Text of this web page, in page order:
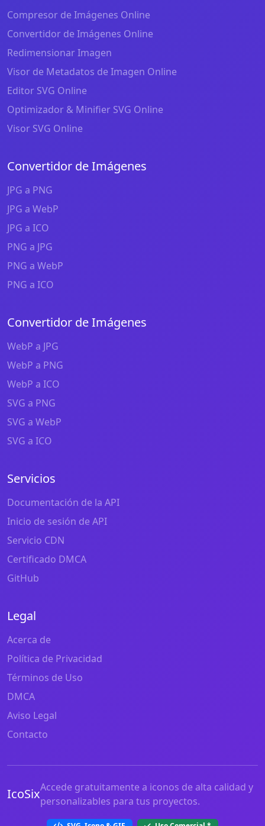
Compresor de Imágenes Online
Convertidor de Imágenes Online
Redimensionar Imagen
Visor de Metadatos de Imagen Online
Editor SVG Online
Optimizador & Minifier SVG Online
Visor SVG Online
Convertidor de Imágenes
JPG a PNG
JPG a WebP
JPG a ICO
PNG a JPG
PNG a WebP
PNG a ICO
Convertidor de Imágenes
WebP a JPG
WebP a PNG
WebP a ICO
SVG a PNG
SVG a WebP
SVG a ICO
Servicios
Documentación de la API
Inicio de sesión de API
Servicio CDN
Certificado DMCA
GitHub
Legal
Acerca de
Política de Privacidad
Términos de Uso
DMCA
Aviso Legal
Contacto
IcoSixAccede gratuitamente a iconos de alta calidad y
personalizables para tus proyectos.